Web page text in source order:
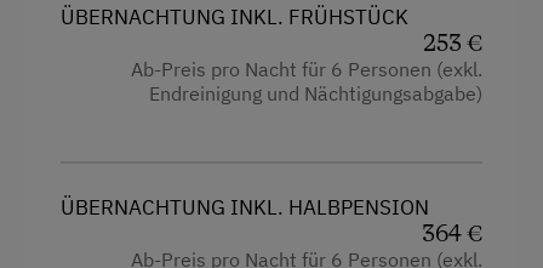
Mikrowelle
Terrasse
Trockenraum
Verpflegung
Küche
Küchenausstattung
Einzelbett
Doppelbett (Queensize)
ÜBERNACHTUNG INKL. FRÜHSTÜCK
253 €
Ab-Preis pro Nacht für 6 Personen (exkl.
Endreinigung und Nächtigungsabgabe)
ÜBERNACHTUNG INKL. HALBPENSION
364 €
Ab-Preis pro Nacht für 6 Personen (exkl.